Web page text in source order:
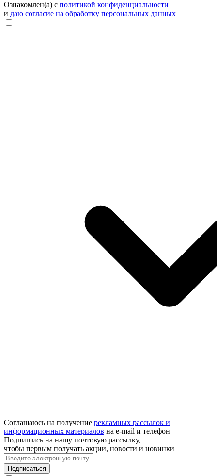
Ознакомлен(а) с политикой конфиденциальности
и даю согласие на обработку персональных данных
Соглашаюсь на получение рекламных рассылок и
информационных материалов на e‑mail и телефон
Подпишись на нашу почтовую рассылку,
чтобы первым получать акции, новости и новинки
Подписаться